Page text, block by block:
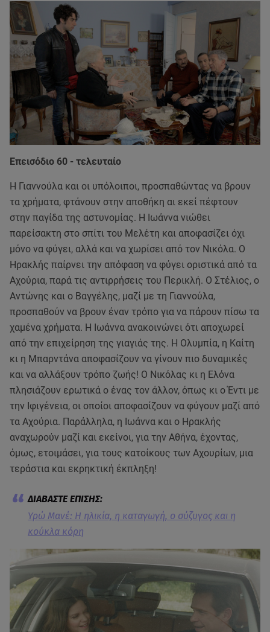
Επεισόδιο 60 - τελευταίο
Η Γιαννούλα και οι υπόλοιποι, προσπαθώντας να βρουν
τα χρήματα, φτάνουν στην αποθήκη αι εκεί πέφτουν
στην παγίδα της αστυνομίας. Η Ιωάννα νιώθει
παρείσακτη στο σπίτι του Μελέτη και αποφασίζει όχι
μόνο να φύγει, αλλά και να χωρίσει από τον Νικόλα. Ο
Ηρακλής παίρνει την απόφαση να φύγει οριστικά από τα
Αχούρια, παρά τις αντιρρήσεις του Περικλή. Ο Στέλιος, ο
Αντώνης και ο Βαγγέλης, μαζί με τη Γιαννούλα,
προσπαθούν να βρουν έναν τρόπο για να πάρουν πίσω τα
χαμένα χρήματα. Η Ιωάννα ανακοινώνει ότι αποχωρεί
από την επιχείρηση της γιαγιάς της. Η Ολυμπία, η Καίτη
κι η Μπαρντάνα αποφασίζουν να γίνουν πιο δυναμικές
και να αλλάξουν τρόπο ζωής! Ο Νικόλας κι η Ελόνα
πλησιάζουν ερωτικά ο ένας τον άλλον, όπως κι ο Έντι με
την Ιφιγένεια, οι οποίοι αποφασίζουν να φύγουν μαζί από
τα Αχούρια. Παράλληλα, η Ιωάννα και ο Ηρακλής
αναχωρούν μαζί και εκείνοι, για την Αθήνα, έχοντας,
όμως, ετοιμάσει, για τους κατοίκους των Αχουρίων, μια
τεράστια και εκρηκτική έκπληξη!
Υρώ Μανέ: Η ηλικία, η καταγωγή, ο σύζυγος και η
κούκλα κόρη